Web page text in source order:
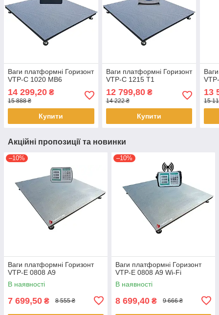
Ваги платформні Горизонт
VTP-С 1020 MB6
14 299,20 ₴
15 888 ₴
Купити
Ваги платформні Горизонт
VTP-С 1215 T1
12 799,80₴
14 222 ₴
Купити
13
15
Акційні пропозиції та новинки
–10%
Ваги платформні Горизонт
VTP-Е 0808 А9
В наявності
7 699,50 ₴ 8 555 ₴
–10%
Ваги платформні Горизонт
VTP-Е 0808 A9 Wi-Fi
В наявності
8 699,40 ₴ 9 666 ₴